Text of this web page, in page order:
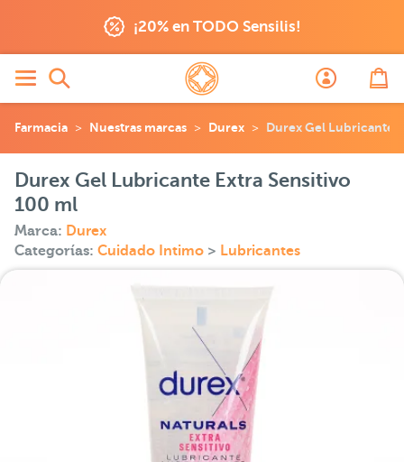
¡20% en TODO Sensilis!
Farmacia Nuestras marcas Durex Durex Gel Lubricante
Durex Gel Lubricante Extra Sensitivo
100 ml
Marca: Durex
Categorías: Cuidado Intimo > Lubricantes